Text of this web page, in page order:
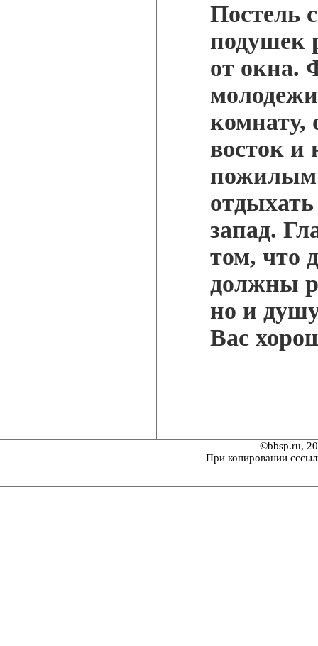
Постель
подушек
от окна.
комнату,
восток и
запад.
том, что
должны
но и
Вас
©bbsp.ru,
При копировании